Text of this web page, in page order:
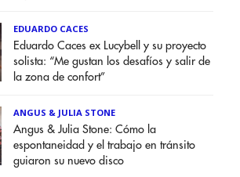
EDUARDO CACES
Eduardo Caces ex Lucybell y su proyecto
solista: “Me gustan los desafíos y salir de
la zona de confort”
ANGUS & JULIA STONE
Angus & Julia Stone: Cómo la
espontaneidad y el trabajo en tránsito
guiaron su nuevo disco